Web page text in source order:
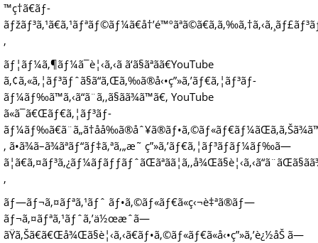
™ç†ã€ãƒ­
‚
ãƒ¦ãƒ¼ã‚¶ãƒ¼ã¯è¦‹ã‚‹ã ã‘ã§ãªãã€YouTube
ã‚¢ã‚«ã‚¦ãƒ³ãƒˆã§ã“ã‚Œã‚‰ã®å‹•ç”»ã‚’ãƒ€ã‚¦ãƒ³ãƒ­
ãƒ¼ãƒ‰ã™ã‚‹ã“ã¨ã‚‚ã§ãã¾ã™ã€‚ YouTube
ã«ã¯ã€Œãƒ€ã‚¦ãƒ³ãƒ­
‚ ã•ã¾ã–ã¾ãªãƒ“ãƒ‡ã‚ªã‚„æ˜ ç”»ã‚’ãƒ€ã‚¦ãƒ³ãƒ­ãƒ¼ãƒ‰ã—
‚
ãƒ—ãƒ¬ã‚¤ãƒªã‚¹ãƒˆ ãƒ•ã‚©ãƒ«ãƒ€ã«ç‹¬è‡ªã®ãƒ—
ãƒ¬ã‚¤ãƒªã‚¹ãƒˆã‚’ä½œæˆã—
ãŸã‚Šã€ã€Œå¾Œã§è¦‹ã‚‹ã€ãƒ•ã‚©ãƒ«ãƒ€ã«å‹•ç”»ã‚’è¿½åŠ ã—